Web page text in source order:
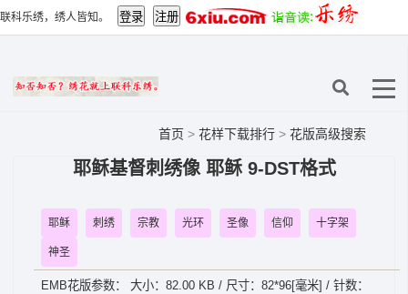
联科乐绣，绣人皆知。
首页 > 花样下载排行 > 花版高级搜索
耶稣基督刺绣像 耶稣 9-DST格式
耶稣 刺绣 宗教 光环 圣像 信仰 十字架
神圣
EMB花版参数： 大小：82.00 KB / 尺寸：82*96[毫米] / 针数：